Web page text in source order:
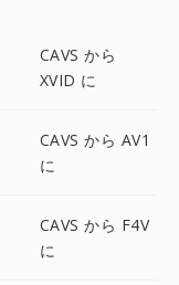
CAVS から
XVID に
CAVS から AV1
に
CAVS から F4V
に